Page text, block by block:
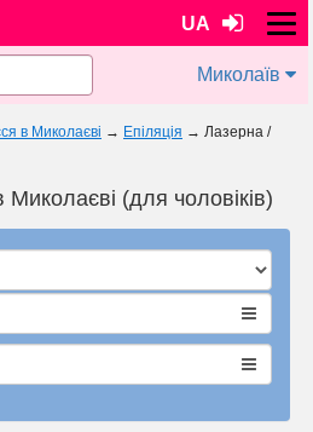
UA
Миколаїв
в Миколаєві → Епіляція → Лазерна /
Миколаєві (для чоловіків)